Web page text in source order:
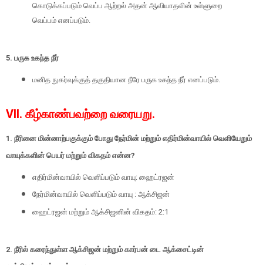
கொடுக்கப்படும் வெப்ப ஆற்றல் அதன் ஆவியாதலின் உள்ளுறை
வெப்பம் எனப்படும்.
5. பருக உகந்த நீர்
மனித நுகர்வுக்குத் தகுதியான நீரே பருக உகந்த நீர் எனப்படும்.
VII. கீழ்காண்பவற்றை வரையறு.
1. நீரினை மின்னாற்பகுக்கும் போது நேர்மின் மற்றும் எதிர்மின்வாயில் வெளியேறும்
வாயுக்களின் பெயர் மற்றும் விகதம் என்ன?
எதிர்மின்வாயில் வெளிப்படும் வாயு: ஹைட்ரஜன்
நேர்மின்வாயில் வெளிப்படும் வாயு : ஆக்சிஜன்
ஹைட்ரஜன் மற்றும் ஆக்சிஜனின் விகதம்: 2:1
2. நீரில் கரைந்துள்ள ஆக்சிஜன் மற்றும் கார்பன் டை ஆக்சைட்டின்